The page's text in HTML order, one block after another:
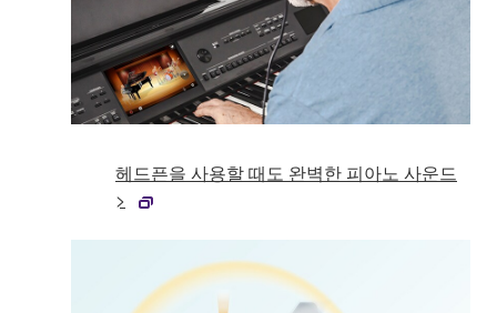
헤드픈을 사용할 때도 완벽한 피아노 사운드
>